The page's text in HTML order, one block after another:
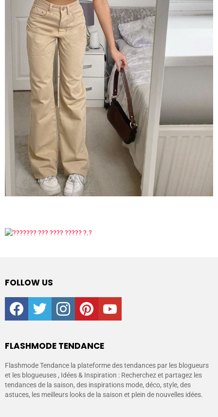
FOLLOW US
facebooktwitter instagrampinterestyoutube
FLASHMODE TENDANCE
Flashmode Tendance la plateforme des tendances par les blogueurs
et les blogueuses , Idées & Inspiration : Recherchez et partagez les
tendances de la saison, des inspirations mode, déco, style, des
astuces, les meilleurs looks de la saison et plein de nouvelles idées.